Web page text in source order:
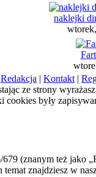
naklejki
Redakcja | Kontakt |
ze strony
były
(znanym też jako
znajdziesz w